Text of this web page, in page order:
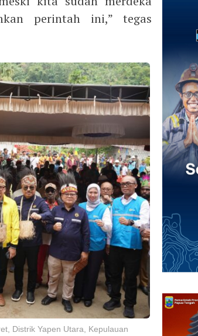
perintah ini,” tegas
Distrik Yapen Utara, Kepulauan